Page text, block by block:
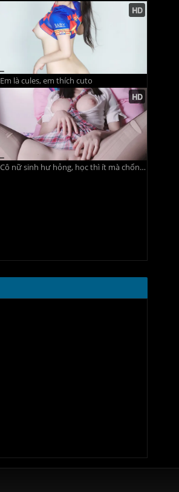
Em là cules, em thích cuto
Cô nữ sinh hư hỏng, học thì ít mà chổng đít thì nhiều